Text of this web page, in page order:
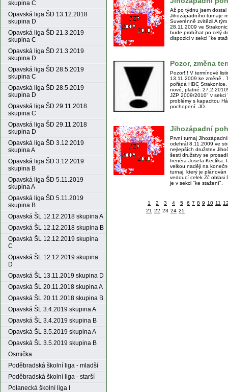
skupina C
Opavská liga ŠD 13.12.2018
skupina D
Opavská liga ŠD 21.3.2019
skupina C
Opavská liga ŠD 21.3.2019
skupina D
Opavská liga ŠD 28.5.2019
skupina C
Opavská liga ŠD 28.5.2019
skupina D
Opavská liga ŠD 29.11.2018
skupina C
Opavská liga ŠD 29.11.2018
skupina D
Opavská liga ŠD 3.12.2019
skupina A
Opavská liga ŠD 3.12.2019
skupina B
Opavská liga ŠD 5.11.2019
skupina A
Opavská liga ŠD 5.11.2019
skupina B
Opavská ŠL 12.12.2018 skupina A
Opavská ŠL 12.12.2018 skupina B
Opavská ŠL 12.12.2019 skupina
C
Opavská ŠL 12.12.2019 skupina
D
Opavská ŠL 13.11.2019 skupina D
Opavská ŠL 20.11.2018 skupina A
Opavská ŠL 20.11.2018 skupina B
Opavská ŠL 3.4.2019 skupina A
Opavská ŠL 3.4.2019 skupina B
Opavská ŠL 3.5.2019 skupina A
Opavská ŠL 3.5.2019 skupina B
Osmička
Poděbradská školní liga - mladší
Poděbradská školní liga - starší
Polanecká školní liga I
Až po týdnu jsem
Jihozápadního turnaje
Suverénně zvítězil A
28.11.2009 ve
bude probíhat po celý
dispozici v sekci "ke
Pozor, změna
Pozor!!! V termínové
13.11.2009 ke změně .
pořádá HBC
nové, platné:
JZP 2009/2010" v sekci
problémy s kapacitou
pochopení. JD.
Jihozápadní
První turnaj
odehrál 8.11.2009 ve
nejlepších družstev
šesti družstvy se
trenéra Josefa Keclíka.
velkou naději na
turnaj, který je
vedoucí celek Zč oblasi
je v sekci "ke stažení".
1 2 3 4 5 6 7 8 9 10 11
21 22 23 24 25